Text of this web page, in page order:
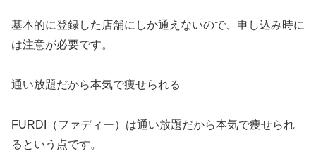
基本的に登録した店舗にしか通えないので、申し込み時に
は注意が必要です。
通い放題だから本気で痩せられる
FURDI（ファディー）は通い放題だから本気で痩せられ
るという点です。